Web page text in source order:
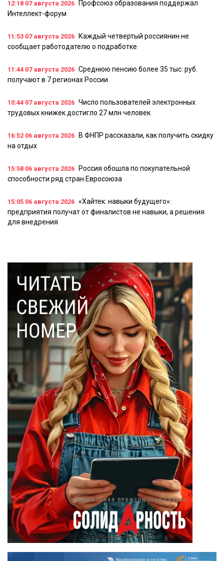
12:18 07 августа 2026
Профсоюз образования поддержал
Интеллект-форум
11:53 07 августа 2026
Каждый четвертый россиянин не
сообщает работодателю о подработке
11:44 07 августа 2026 Среднюю пенсию более 35 тыс. руб.
получают в 7 регионах России
10:44 07 августа 2026 Число пользователей электронных
трудовых книжек достигло 27 млн человек
16:52 06 августа 2026
В ФНПР рассказали, как получить скидку
на отдых
15:58 06 августа 2026
Россия обошла по покупательной
способности ряд стран Евросоюза
15:05 06 августа 2026 «Хайтек: навыки будущего»:
предприятия получат от финалистов не навыки, а решения
для внедрения